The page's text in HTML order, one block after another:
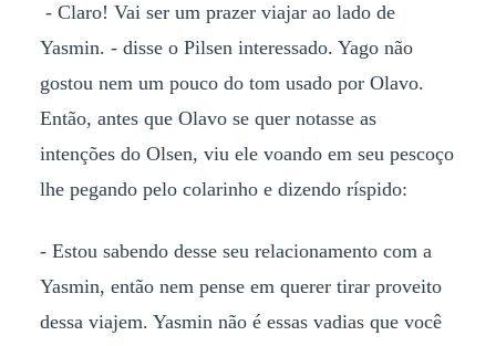
- Claro! Vai ser um prazer viajar ao lado de
Yasmin. - disse o Pilsen interessado. Yago não
gostou nem um pouco do tom usado por Olavo.
Então, antes que Olavo se quer notasse as
intenções do Olsen, viu ele voando em seu pescoço
lhe pegando pelo colarinho e dizendo ríspido:
- Estou sabendo desse seu relacionamento com a
Yasmin, então nem pense em querer tirar proveito
dessa viajem. Yasmin não é essas vadias que você